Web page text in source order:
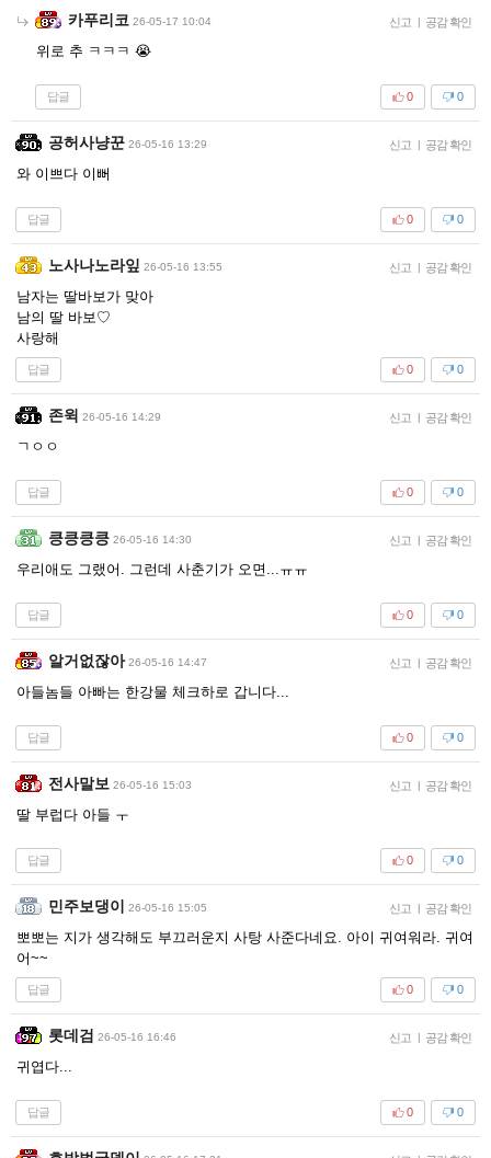
카푸리코 26-05-17 10:04 신고 | 공감 확인
위로 추 ㅋㅋㅋ 😭
답글 0
0
공허사냥꾼 26-05-16 13:29 신고 | 공감 확인
와 이쁘다 이뻐
답글 0
0
노사나노라잎 26-05-16 13:55 신고 | 공감 확인
남자는 딸바보가 맞아
남의 딸 바보♡
사랑해
답글 0
0
존윅 26-05-16 14:29 신고 | 공감 확인
ㄱㅇㅇ
답글 0
0
킁킁킁킁 26-05-16 14:30 신고 | 공감 확인
우리애도 그랬어. 그런데 사춘기가 오면...ㅠㅠ
답글 0
0
알거없잖아 26-05-16 14:47 신고 | 공감 확인
아들놈들 아빠는 한강물 체크하로 갑니다...
답글 0
0
전사말보 26-05-16 15:03 신고 | 공감 확인
딸 부럽다 아들 ㅜ
답글 0
0
민주보댕이 26-05-16 15:05 신고 | 공감 확인
뽀뽀는 지가 생각해도 부끄러운지 사탕 사준다네요. 아이 귀여워라. 귀여
어~~
답글 0
0
롯데검 26-05-16 16:46 신고 | 공감 확인
귀엽다...
답글 0
0